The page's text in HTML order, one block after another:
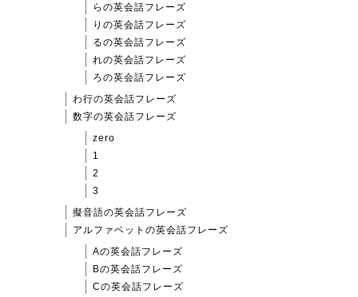
らの英会話フレーズ
りの英会話フレーズ
るの英会話フレーズ
れの英会話フレーズ
ろの英会話フレーズ
わ行の英会話フレーズ
数字の英会話フレーズ
zero
1
2
3
擬音語の英会話フレーズ
アルファベットの英会話フレーズ
Aの英会話フレーズ
Bの英会話フレーズ
Cの英会話フレーズ